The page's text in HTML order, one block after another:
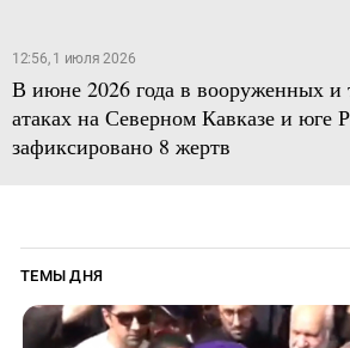
12:56, 1 июля 2026
В июне 2026 года в вооруженных и
атаках на Северном Кавказе и юге
зафиксировано 8 жертв
ТЕМЫ ДНЯ